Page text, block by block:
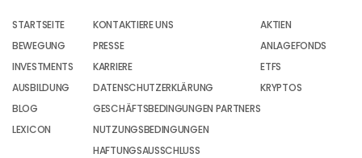
STARTSEITE
BEWEGUNG
INVESTMENTS
AUSBILDUNG
BLOG
LEXICON
KONTAKTIERE UNS
PRESSE
KARRIERE
DATENSCHUTZERKLÄRUNG
GESCHÄFTSBEDINGUNGEN PARTNERS
NUTZUNGSBEDINGUNGEN
HAFTUNGSAUSSCHLUSS
AKTIEN
ANLAGEFONDS
ETFS
KRYPTOS